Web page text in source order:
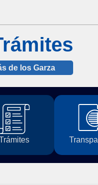
de los Garza